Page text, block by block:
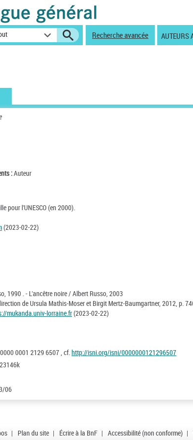
Recherche avancée AUTEURS
:Auteur
pour l'UNESCO (en 2000).
(2023-02-22)
1990 . - L'ancêtre noire / Albert Russo, 2003
de Ursula Mathis-Moser et Birgit Mertz-Baumgartner, 2012, p.
mukanda.univ-lorraine.fr(2023-02-22)
0001 2129 6507 , cf.http://isni.org/isni/0000000121296507
06
| Plan du site | Écrire à la BnF | Accessibilité (non conforme) |